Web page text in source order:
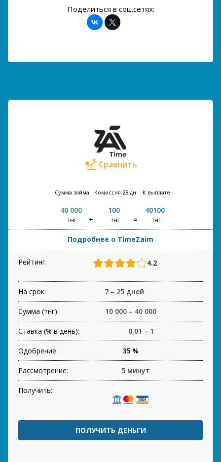
Поделиться в соц.сетях:
Сравнить
Сумма займа
40 000
тнг
Комиссия 25 дн
100
тнг
К выплате
40100
тнг
Подробнее о TimeZaim
Рейтинг: 4.2
На срок: 7 – 25 дней
Сумма (тнг): 10 000 – 40 000
Ставка (% в день): 0,01 – 1
Одобрение: 35 %
Рассмотрение: 5 минут
Получить:
ПОЛУЧИТЬ ДЕНЬГИ